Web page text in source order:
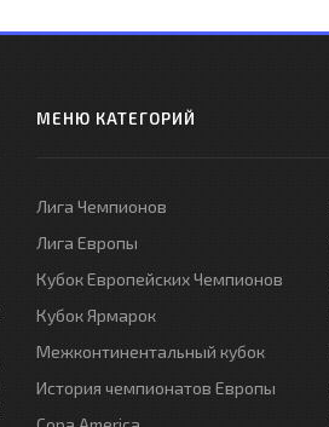
МЕНЮ КАТЕГОРИЙ
Лига Чемпионов
Лига Европы
Кубок Европейских Чемпионов
Кубок Ярмарок
Межконтинентальный кубок
История чемпионатов Европы